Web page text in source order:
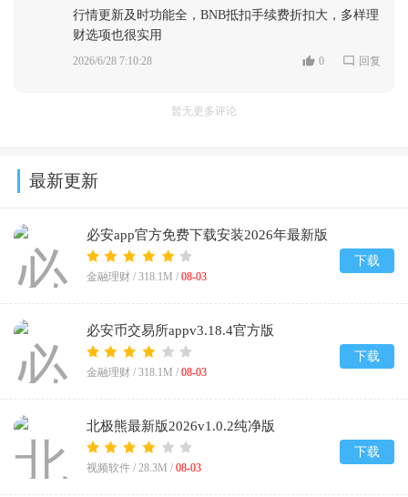
行情更新及时功能全，BNB抵扣手续费折扣大，多样理
财选项也很实用
2026/6/28 7:10:28 0 回复
暂无更多评论
最新更新
必安app官方免费下载安装2026年最新版
v3.18.4
金融理财 / 318.1M / 08-03
下载
必安币交易所appv3.18.4官方版
金融理财 / 318.1M / 08-03
下载
北极熊最新版2026v1.0.2纯净版
视频软件 / 28.3M / 08-03
下载